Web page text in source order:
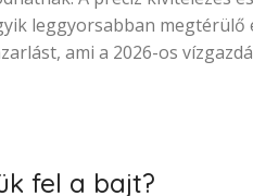
leggyorsabban megtérülő
ami a 2026-os
fel a bajt?